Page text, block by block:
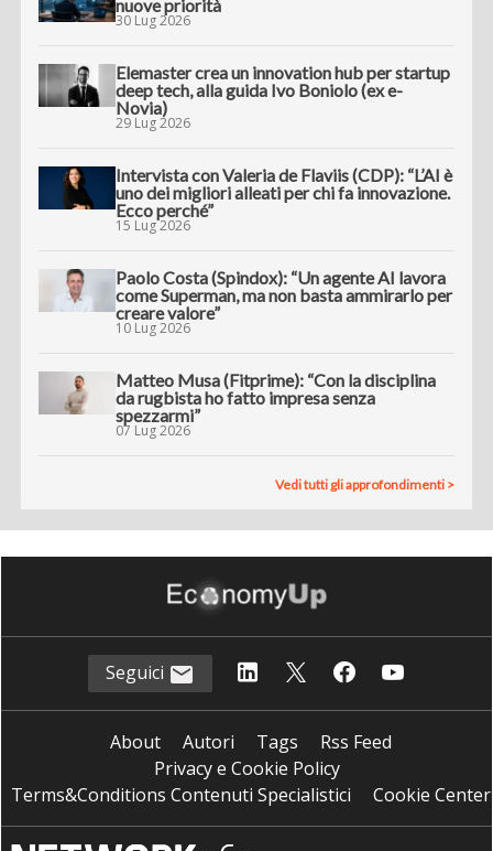
nuove priorità
30 Lug 2026
Elemaster crea un innovation hub per startup
deep tech, alla guida Ivo Boniolo (ex e-
Novia)
29 Lug 2026
Intervista con Valeria de Flaviis (CDP): “L’AI è
uno dei migliori alleati per chi fa innovazione.
Ecco perché”
15 Lug 2026
Paolo Costa (Spindox): “Un agente AI lavora
come Superman, ma non basta ammirarlo per
creare valore”
10 Lug 2026
Matteo Musa (Fitprime): “Con la disciplina
da rugbista ho fatto impresa senza
spezzarmi”
07 Lug 2026
Vedi tutti gli approfondimenti >
Seguici
About Autori Tags
Rss Feed
Privacy e Cookie Policy
Terms&Conditions Contenuti Specialistici
Cookie Center